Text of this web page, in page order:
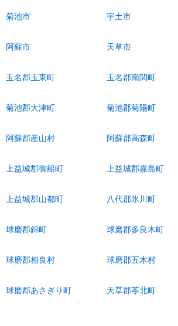
菊池市 宇土市
阿蘇市 天草市
玉名郡玉東町 玉名郡南関町
菊池郡大津町 菊池郡菊陽町
阿蘇郡産山村 阿蘇郡高森町
上益城郡御船町 上益城郡嘉島町
上益城郡山都町 八代郡氷川町
球磨郡錦町 球磨郡多良木町
球磨郡相良村 球磨郡五木村
球磨郡あさぎり町 天草郡苓北町